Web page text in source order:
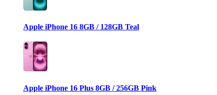
Apple iPhone 16 8GB / 128GB Teal
Apple iPhone 16 Plus 8GB / 256GB Pink